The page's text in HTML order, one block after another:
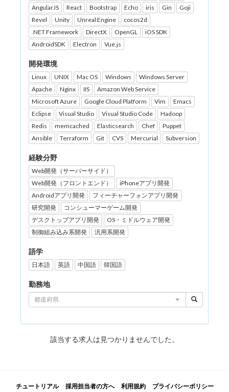
AngularJS
React Bootstrap Echo iris Gin
Goji
Revel
Unity Unreal Engine
cocos2d
.NET Framework
DirectX OpenGL
iOS SDK
AndroidSDK
Electron Vue.js
開発環境
Linux UNIX Mac OS Windows
Windows Server
Apache
Nginx IIS
Amazon Web Service
Microsoft Azure
Google Cloud Platform Vim
Emacs
Eclipse
Visual Studio Visual Studio Code
Hadoop
Redis
memcached Elasticsearch Chef
Puppet
Ansible
Terraform Git CVS Mercurial Subversion
経験分野
Web開発（サーバーサイド）
Web開発（フロントエンド）
iPhoneアプリ開発
Androidアプリ開発
フィーチャーフォンアプリ開発
研究開発
コンシューマーゲーム開発
デスクトップアプリ開発
OS・ミドルウェア開発
制御組み込み系開発
汎用系開発
語学
日本語 英語 中国語 韓国語
勤務地
都道府県
該当する求人は見つかりませんでした。
チュートリアル 採用担当者の方へ 利用規約 プライバシーポリシー